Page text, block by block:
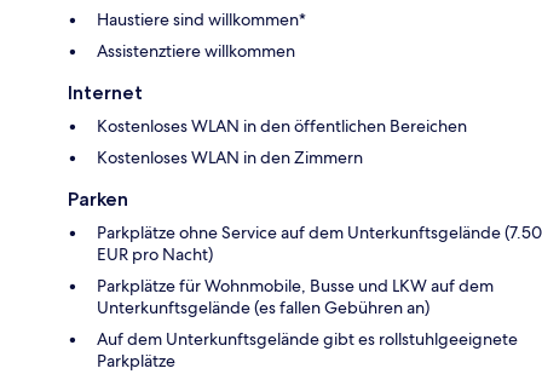
Haustiere sind willkommen*
Assistenztiere willkommen
Internet
Kostenloses WLAN in den öffentlichen Bereichen
Kostenloses WLAN in den Zimmern
Parken
Parkplätze ohne Service auf dem Unterkunftsgelände (7.50
EUR pro Nacht)
Parkplätze für Wohnmobile, Busse und LKW auf dem
Unterkunftsgelände (es fallen Gebühren an)
Auf dem Unterkunftsgelände gibt es rollstuhlgeeignete
Parkplätze